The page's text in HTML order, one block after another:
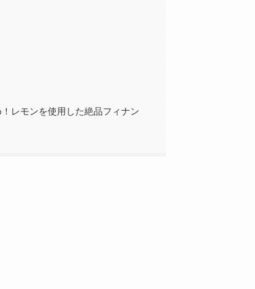
レモンを使用した絶品フィナン